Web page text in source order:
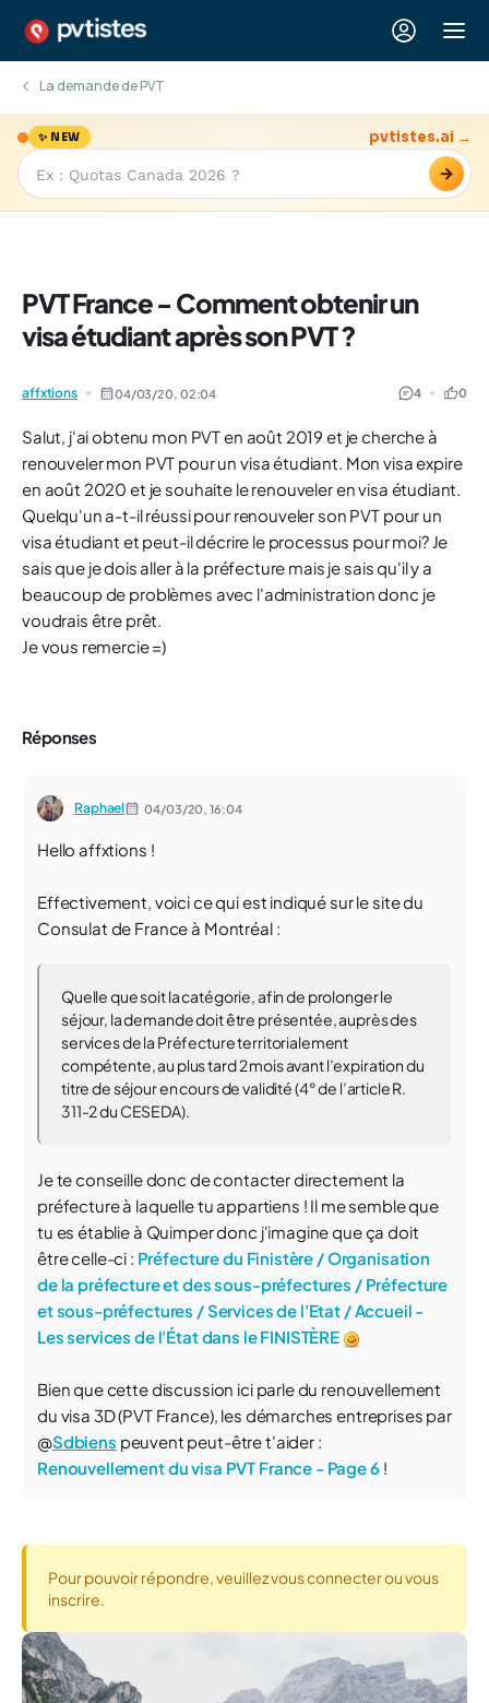
La demande de PVT
✨ NEW
→
pvtistes.ai →
PVT France - Comment obtenir un
visa étudiant après son PVT ?
affxtions 04/03/20, 02:04 4 0
Salut, j'ai obtenu mon PVT en août 2019 et je cherche à
renouveler mon PVT pour un visa étudiant. Mon visa expire
en août 2020 et je souhaite le renouveler en visa étudiant.
Quelqu'un a-t-il réussi pour renouveler son PVT pour un
visa étudiant et peut-il décrire le processus pour moi? Je
sais que je dois aller à la préfecture mais je sais qu'il y a
beaucoup de problèmes avec l'administration donc je
voudrais être prêt.
Je vous remercie =)
Réponses
Raphael 04/03/20,16:04
Hello affxtions !
Effectivement, voici ce qui est indiqué sur le site du
Consulat de France à Montréal :
Quelle que soit la catégorie, afin de prolonger le
séjour, la demande doit être présentée, auprès des
services de la Préfecture territorialement
compétente, au plus tard 2 mois avant l’expiration du
titre de séjour en cours de validité (4° de l’article R.
311-2 du CESEDA).
Je te conseille donc de contacter directement la
préfecture à laquelle tu appartiens ! Il me semble que
tu es établie à Quimper donc j'imagine que ça doit
être celle-ci : Préfecture du Finistère / Organisation
de la préfecture et des sous-préfectures / Préfecture
et sous-préfectures / Services de l'Etat / Accueil -
Les services de l'État dans le FINISTÈRE
Bien que cette discussion ici parle du renouvellement
du visa 3D (PVT France), les démarches entreprises par
@Sdbiens peuvent peut-être t'aider :
Renouvellement du visa PVT France - Page 6!
Pour pouvoir répondre, veuillez vous connecter ou vous
inscrire.